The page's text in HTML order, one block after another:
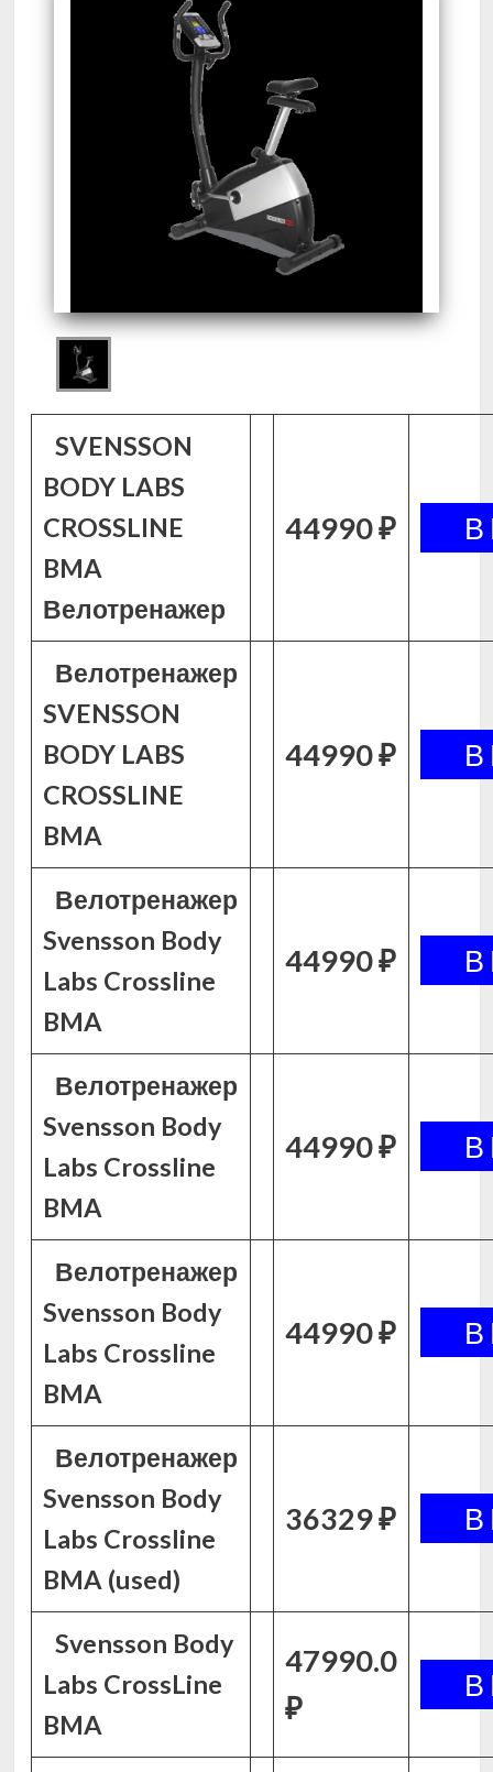
SVENSSON
BODY LABS
CROSSLINE
BMA
Велотренажер
44990 ₽
Велотренажер
SVENSSON
BODY LABS
CROSSLINE
BMA
44990 ₽
Велотренажер
Svensson Body
Labs Crossline
BMA
44990 ₽
Велотренажер
Svensson Body
Labs Crossline
BMA
44990 ₽
Велотренажер
Svensson Body
Labs Crossline
BMA
44990 ₽
Велотренажер
Svensson Body
Labs Crossline
BMA (used)
36329 ₽
Svensson Body
Labs CrossLine
BMA
47990.0
₽